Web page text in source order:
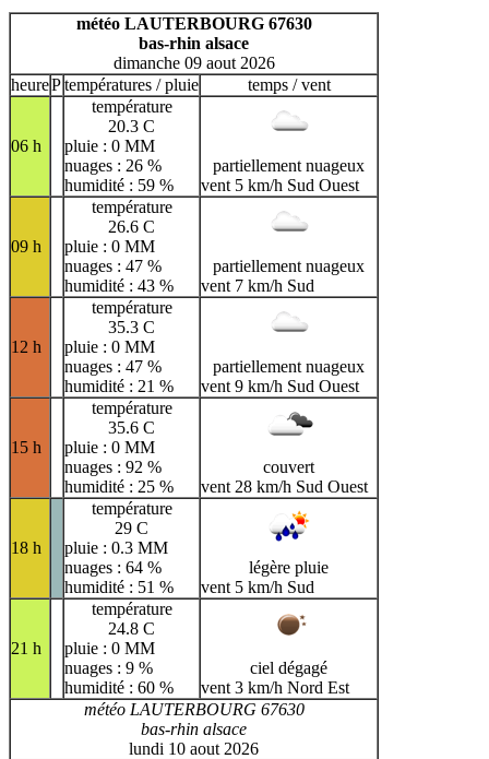
H
I J K L M
N
T
U
V
W X Y Z
météo LAUTERBOURG 67630
bas-rhin alsace
dimanche 09 aout 2026
heurePtempératures / pluie temps / vent
06 h
température
20.3 C
pluie : 0 MM
nuages : 26 %
humidité : 59 %
partiellement nuageux
vent 5 km/h Sud Ouest
09 h
température
26.6 C
pluie : 0 MM
nuages : 47 %
humidité : 43 %
partiellement nuageux
vent 7 km/h Sud
12 h
température
35.3 C
pluie : 0 MM
nuages : 47 %
humidité : 21 %
partiellement nuageux
vent 9 km/h Sud Ouest
15 h
température
35.6 C
pluie : 0 MM
nuages : 92 %
humidité : 25 %
couvert
vent 28 km/h Sud Ouest
18 h
température
29 C
pluie : 0.3 MM
nuages : 64 %
humidité : 51 %
légère pluie
vent 5 km/h Sud
21 h
température
24.8 C
pluie : 0 MM
nuages : 9 %
humidité : 60 %
ciel dégagé
vent 3 km/h Nord Est
météo LAUTERBOURG 67630
bas-rhin alsace
lundi 10 aout 2026